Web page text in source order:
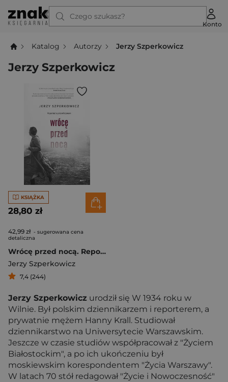
Czego szukasz?
Konto
Katalog Autorzy Jerzy Szperkowicz
Jerzy Szperkowicz
KSIĄŻKA
28,80 zł
42,99 zł - sugerowana cena
detaliczna
Wrócę przed nocą. Reportaż o przemilczanym.
Jerzy Szperkowicz
7,4 (244)
Jerzy Szperkowicz urodził się W 1934 roku w
Wilnie. Był polskim dziennikarzem i reporterem, a
prywatnie mężem Hanny Krall. Studiował
dziennikarstwo na Uniwersytecie Warszawskim.
Jeszcze w czasie studiów współpracował z "Życiem
Białostockim", a po ich ukończeniu był
moskiewskim korespondentem "Życia Warszawy".
W latach 70 stół redagował "Życie i Nowoczesność"